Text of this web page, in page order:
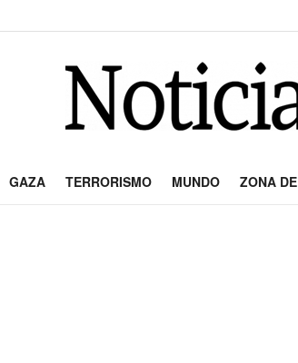
GAZA TERRORISMO MUNDO ZONA